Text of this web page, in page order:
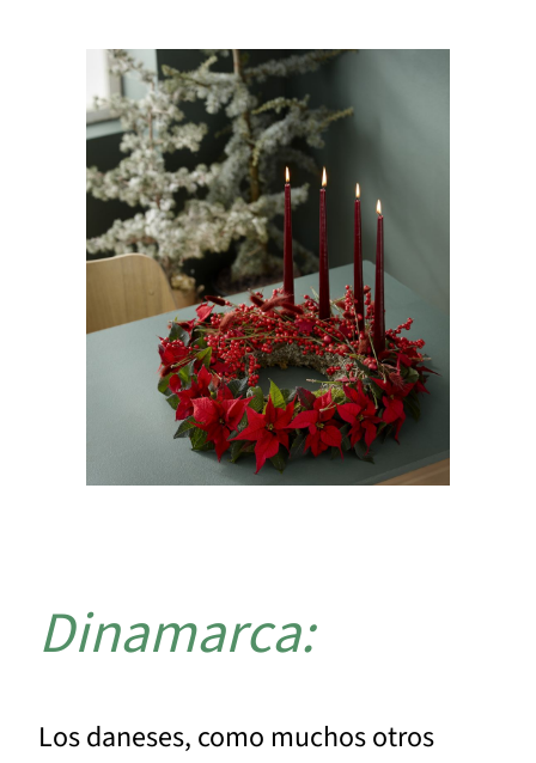
Dinamarca:
Los daneses, como muchos otros